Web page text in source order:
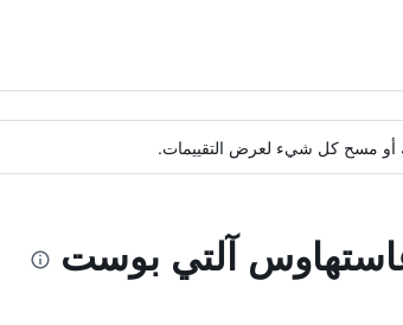
أو مسح كل شيء لعرض التقييمات.
غاستهاوس آلتي بوست